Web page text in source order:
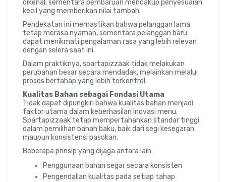
dikenal, sementara pembaruan mencakup penyesuaian
kecil yang memberikan nilai tambah.
Pendekatan ini memastikan bahwa pelanggan lama
tetap merasa nyaman, sementara pelanggan baru
dapat menikmati pengalaman rasa yang lebih relevan
dengan selera saat ini.
Dalam praktiknya, spartapizzaak tidak melakukan
perubahan besar secara mendadak, melainkan melalui
proses bertahap yang lebih terkontrol.
Kualitas Bahan sebagai Fondasi Utama
Tidak dapat dipungkiri bahwa kualitas bahan menjadi
faktor utama dalam keberhasilan inovasi menu.
Spartapizzaak tetap mempertahankan standar tinggi
dalam pemilihan bahan baku, baik dari segi kesegaran
maupun konsistensi pasokan.
Beberapa prinsip yang dijaga antara lain:
Penggunaan bahan segar secara konsisten
Pengendalian kualitas pada setiap tahap